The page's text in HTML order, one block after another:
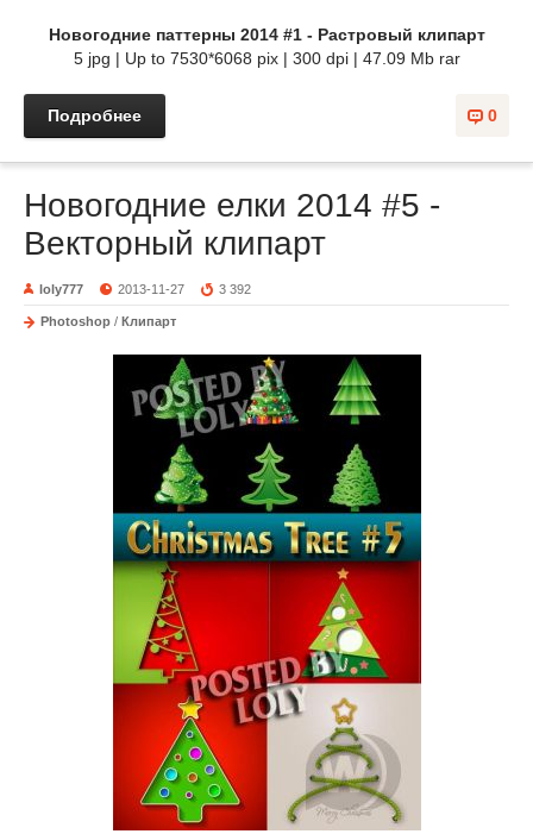
Новогодние паттерны 2014 #1 - Растровый клипарт
5 jpg | Up to 7530*6068 pix | 300 dpi | 47.09 Mb rar
0
Подробнее
Новогодние елки 2014 #5 -
Векторный клипарт
loly777 2013-11-27 3 392
Photoshop / Клипарт